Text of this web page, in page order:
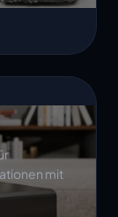
mit